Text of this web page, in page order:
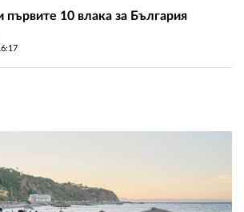
първите 10 влака за България